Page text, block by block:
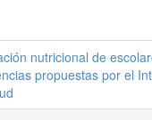
nutricional de
propuestas por el